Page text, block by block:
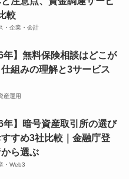
較
・企業・会計
年】無料保険相談はどこが
組みの理解と3サービス
産運用
年】暗号資産取引所の選び
すめ3社比較｜金融庁登
ら選ぶ
・Web3